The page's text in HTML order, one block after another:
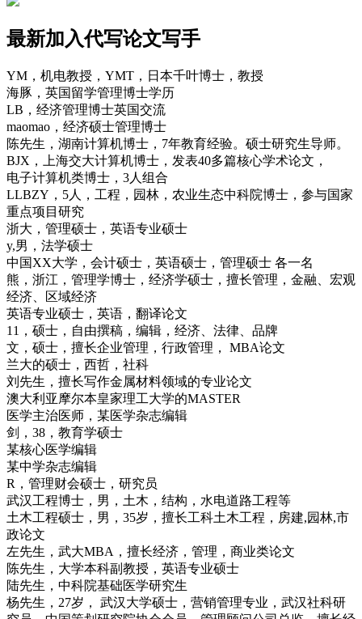
最新加入代写论文写手
YM，机电教授，YMT，日本千叶博士，教授
海豚，英国留学管理博士学历
LB，经济管理博士英国交流
maomao，经济硕士管理博士
陈先生，湖南计算机博士，7年教育经验。硕士研究生导师。
BJX，上海交大计算机博士，发表40多篇核心学术论文，
电子计算机类博士，3人组合
LLBZY，5人，工程，园林，农业生态中科院博士，参与国家
重点项目研究
浙大，管理硕士，英语专业硕士
y,男，法学硕士
中国XX大学，会计硕士，英语硕士，管理硕士 各一名
熊，浙江，管理学博士，经济学硕士，擅长管理，金融、宏观
经济、区域经济
英语专业硕士，英语，翻译论文
11，硕士，自由撰稿，编辑，经济、法律、品牌
文，硕士，擅长企业管理，行政管理， MBA论文
兰大的硕士，西哲，社科
刘先生，擅长写作金属材料领域的专业论文
澳大利亚摩尔本皇家理工大学的MASTER
医学主治医师，某医学杂志编辑
剑，38，教育学硕士
某核心医学编辑
某中学杂志编辑
R，管理财会硕士，研究员
武汉工程博士，男，土木，结构，水电道路工程等
土木工程硕士，男，35岁，擅长工科土木工程，房建,园林,市
政论文
左先生，武大MBA，擅长经济，管理，商业类论文
陈先生，大学本科副教授，英语专业硕士
陆先生，中科院基础医学研究生
杨先生，27岁， 武汉大学硕士，营销管理专业，武汉社科研